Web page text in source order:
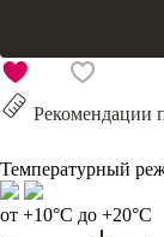
Рекомендации
Температурный
от +10°C до +20°C